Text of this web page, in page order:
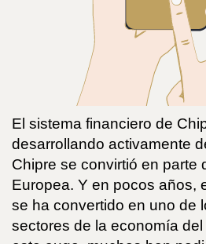
El sistema financiero de
desarrollando activamente
Chipre se convirtió en parte
Europea. Y en pocos años,
se ha convertido en uno de
sectores de la economía